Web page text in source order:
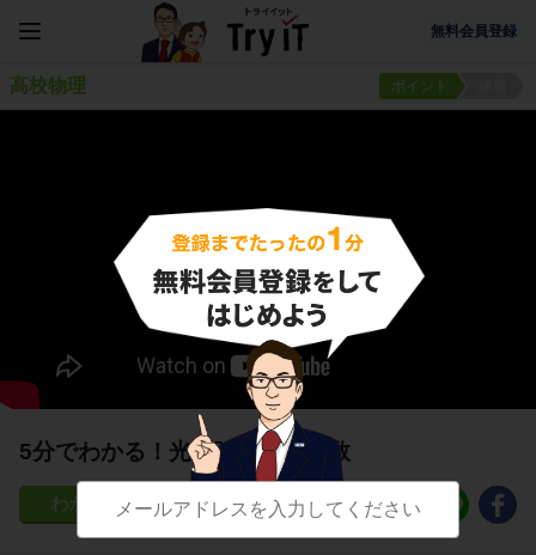
無料会員登録
高校物理 ポイント
5分でわかる！光の強さと光子数
73